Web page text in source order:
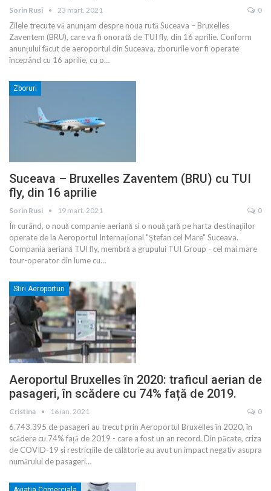
Sorin Rusi 23 mart. 2021 0
Zilele trecute vă anunțam despre noua rută Suceava – Bruxelles
Zaventem (BRU), care va fi onorată de TUI fly, din 16 aprilie. Conform
anunțului făcut de aeroportul din Suceava, zborurile vor fi operate
începând cu 16 aprilie, cu o…
Zboruri
Suceava – Bruxelles Zaventem (BRU) cu TUI
fly, din 16 aprilie
Sorin Rusi 19 mart. 2021 0
În curând, o nouă companie aeriană si o nouă ţară pe harta destinaţiilor
operate de la Aeroportul Internațional "Ştefan cel Mare" Suceava.
Compania aeriană TUI fly, membră a grupului TUI Group - cel mai mare
tour-operator din lume cu…
Stiri Aeroporturi
Aeroportul Bruxelles în 2020: traficul aerian de
pasageri, în scădere cu 74% față de 2019.
Cristina 16 ian. 2021 0
6.743.395 de pasageri au trecut prin Aeroportul Bruxelles în 2020, în
scădere cu 74% față de 2019 - care a fost un an record. Din păcate, criza
de COVID-19 și restricțiile de călătorie au avut un impact negativ asupra
numărului de pasageri…